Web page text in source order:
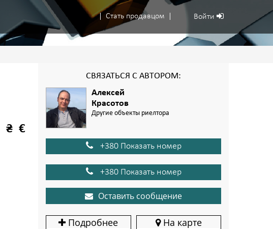
Стать продавцом Войти
₴ €
СВЯЗАТЬСЯ С АВТОРОМ:
Алексей
Красотов
Другие объекты риелтора
+380 Показать номер
+380 Показать номер
Оставить сообщение
Подробнее На карте